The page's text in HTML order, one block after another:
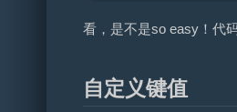
看，是不是so easy！代
自定义键值